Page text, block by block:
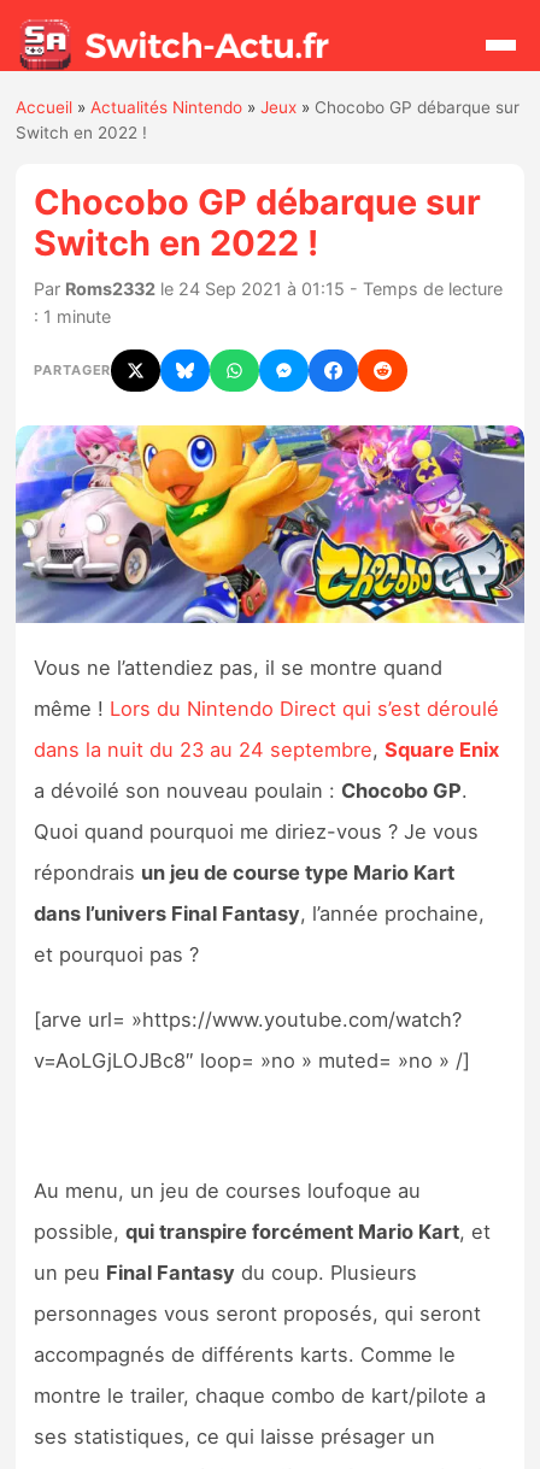
Actualités
Jeux
Hardware
Chiffres de ventes
Rumeurs
Nintendo Direct
Tests et previews
Tests de jeux
Tests d’accessoires
Autres tests
Previews
Précommandes
Précommandes jeux Switch 2
Bons plans
Guides
Accueil »Actualités Nintendo »Jeux » Chocobo GP débarque sur
Switch en 2022 !
Chocobo GP débarque sur
Switch en 2022 !
Par Roms2332 le 24 Sep 2021 à 01:15 - Temps de lecture
: 1 minute
PARTAGER
Vous ne l’attendiez pas, il se montre quand
même ! Lors du Nintendo Direct qui s’est déroulé
dans la nuit du 23 au 24 septembre,Square Enix
a dévoilé son nouveau poulain : Chocobo GP.
Quoi quand pourquoi me diriez-vous ? Je vous
répondrais un jeu de course type Mario Kart
dans l’univers Final Fantasy, l’année prochaine,
et pourquoi pas ?
[arve url= »https://www.youtube.com/watch?
v=AoLGjLOJBc8″ loop= »no » muted= »no » /]
Au menu, un jeu de courses loufoque au
possible,qui transpire forcément Mario Kart, et
un peu Final Fantasy du coup. Plusieurs
personnages vous seront proposés, qui seront
accompagnés de différents karts. Comme le
montre le trailer, chaque combo de kart/pilote a
ses statistiques, ce qui laisse présager un